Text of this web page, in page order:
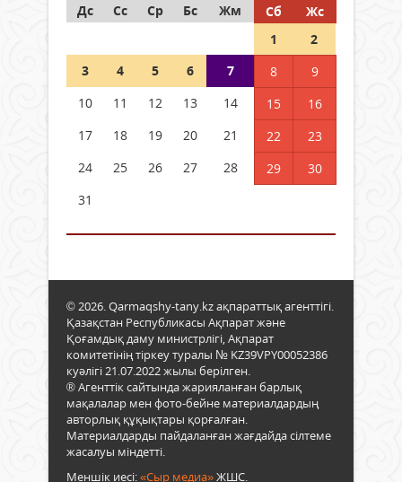
Дс
Сс Ср Бс Жм Сб
Жс
1
2
3
4 5 6 7 8
9
10
11 12 13 14 15
16
17
18 19 20 21 22
23
24
25 26 27 28 29
30
31
© 2026. Qarmaqshy-tany.kz ақпараттық агенттігі.
Қазақстан Республикасы Ақпарат және
Қоғамдық даму министрлігі, Ақпарат
комитетінің тіркеу туралы № KZ39VPY00052386
куәлігі 21.07.2022 жылы берілген.
® Агенттік сайтында жарияланған барлық
мақалалар мен фото-бейне материалдардың
авторлық құқықтары қорғалған.
Материалдарды пайдаланған жағдайда сілтеме
жасалуы міндетті.
Меншік иесі:«Сыр медиа»ЖШС.